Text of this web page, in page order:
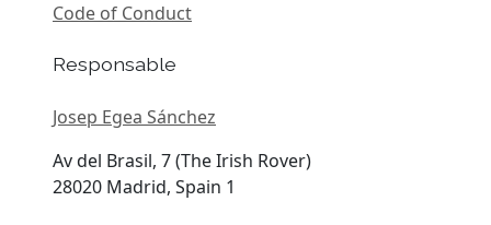
Code of Conduct
Responsable
Josep Egea Sánchez
Av del Brasil, 7 (The Irish Rover)
28020 Madrid, Spain 1